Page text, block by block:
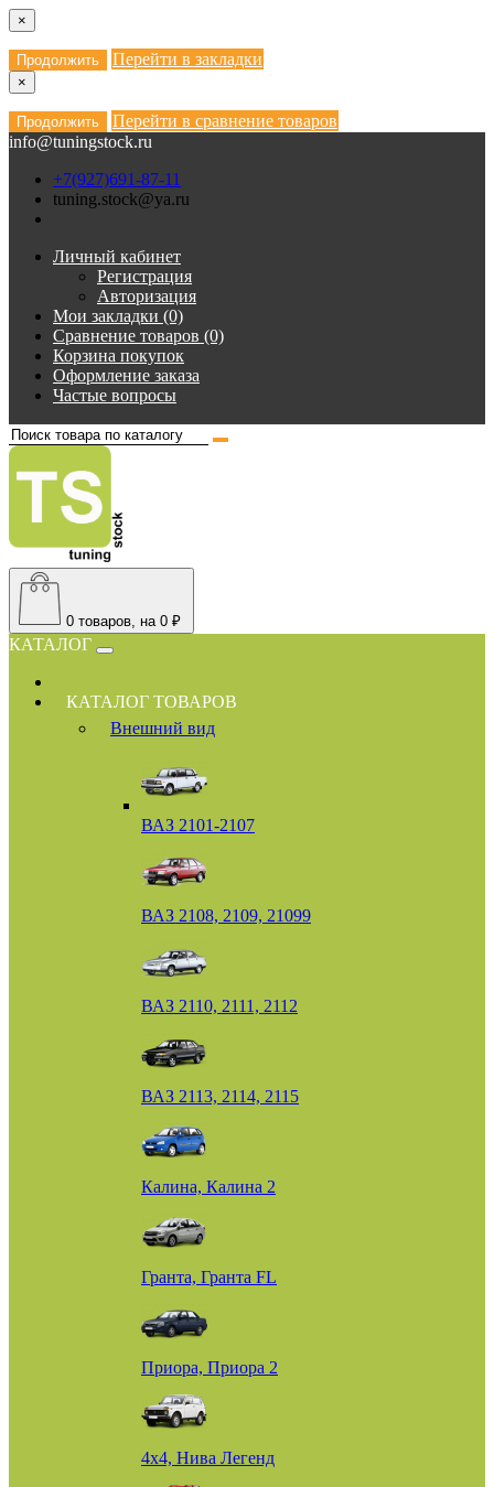
×
Продолжить Перейти в закладки
×
Продолжить
Перейти в сравнение товаров
info@tuningstock.ru
+7(927)691-87-11
tuning.stock@ya.ru
Личный кабинет
Регистрация
Авторизация
Мои закладки (0)
Сравнение товаров (0)
Корзина покупок
Оформление заказа
Частые вопросы
0 товаров, на 0 ₽
КАТАЛОГ
КАТАЛОГ ТОВАРОВ
Внешний вид
ВАЗ 2101-2107
ВАЗ 2108, 2109, 21099
ВАЗ 2110, 2111, 2112
ВАЗ 2113, 2114, 2115
Калина, Калина 2
Гранта, Гранта FL
Приора, Приора 2
4х4, Нива Легенд